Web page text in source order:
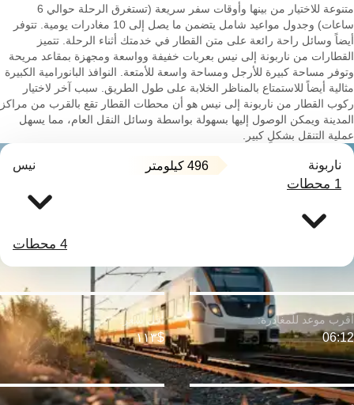
متنوعة للاختيار من بينها وأوقات سفر سريعة (تستغرق الرحلة حوالي 6
ساعات) وجدول مواعيد شامل يتضمن ما يصل إلى 10 مغادرات يومية. تتوفر
أيضاً وسائل راحة رائعة على متن القطار في خدمتك أثناء الرحلة. تتميز
القطارات من ناربونة إلى نيس بعربات خفيفة وواسعة ومجهزة بمقاعد مريحة
وتوفر مساحة كبيرة للأرجل ومساحة واسعة للأمتعة. النوافذ البانورامية الكبيرة
مثالية أيضاً للاستمتاع بالمناظر الخلابة على طول الطريق. سبب آخر لاختيار
ركوب القطار من ناربونة إلى نيس هو أن محطات القطار تقع بالقرب من مراكز
المدينة ويمكن الوصول إليها بسهولة بواسطة وسائل النقل العام، مما يسهل
عملية التنقل بشكلٍ كبير.
ناربونة 496 كيلومتر نيس
1 محطات
4 محطات
06:12 $١١٣